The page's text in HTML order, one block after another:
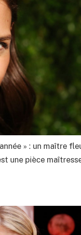
» : un maître
une pièce